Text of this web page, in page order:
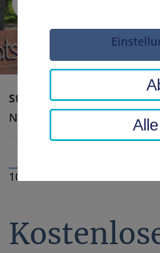
Startseite
Nachrichten
10.09.2021